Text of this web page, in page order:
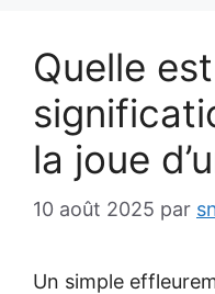
Quelle
la joue
10 août 2025 par
Un simple